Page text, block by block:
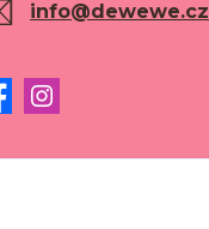
info@dewewe.cz